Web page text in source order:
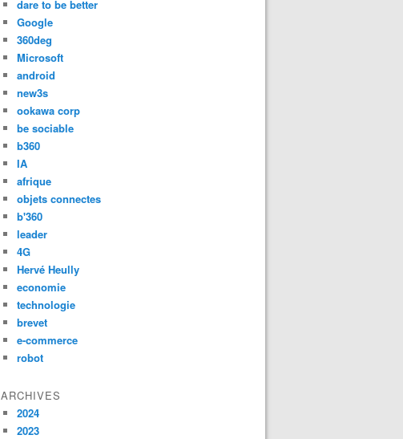
dare to be better
Google
360deg
Microsoft
android
new3s
ookawa corp
be sociable
b360
IA
afrique
objets connectes
b'360
leader
4G
Hervé Heully
economie
technologie
brevet
e-commerce
robot
ARCHIVES
2024
2023